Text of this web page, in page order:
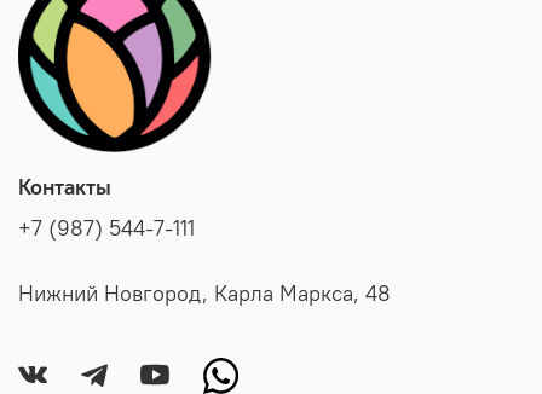
бюджет.
Наш телефон 424-71-11 / 89875447111
Теперь у Вас есть свой личный флорист.
Добро пожаловать, в мир особенной флористики FINE
Контакты
+7 (987) 544-7-111
Нижний Новгород, Карла Маркса, 48